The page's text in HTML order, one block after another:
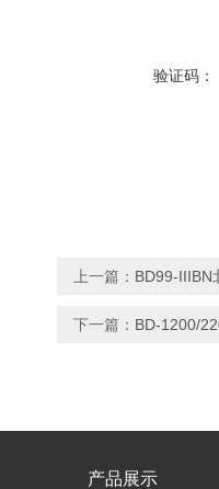
验证码：
上一篇： BD99-IIIBN
下一篇： BD-1200/
产品展示